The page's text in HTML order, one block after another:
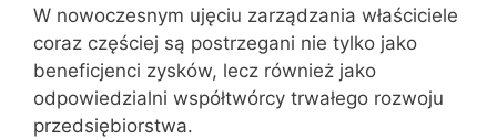
W nowoczesnym ujęciu zarządzania właściciele
coraz częściej są postrzegani nie tylko jako
beneficjenci zysków, lecz również jako
odpowiedzialni współtwórcy trwałego rozwoju
przedsiębiorstwa.